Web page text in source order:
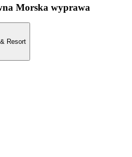
Morska wyprawa
Resort